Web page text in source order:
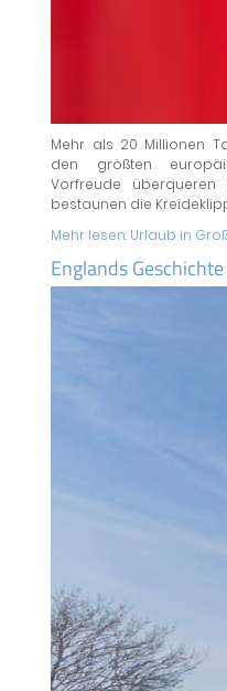
Mehr als 20 Millionen
den größten
Vorfreude
bestaunen die
Mehr lesen: Urlaub in
Englands Geschichte